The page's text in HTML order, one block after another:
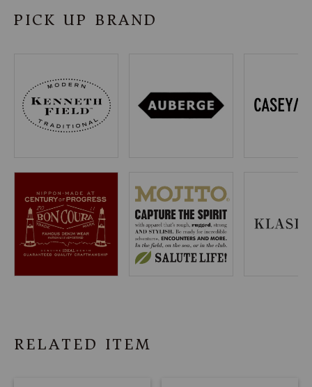
PICK UP BRAND
RELATED ITEM